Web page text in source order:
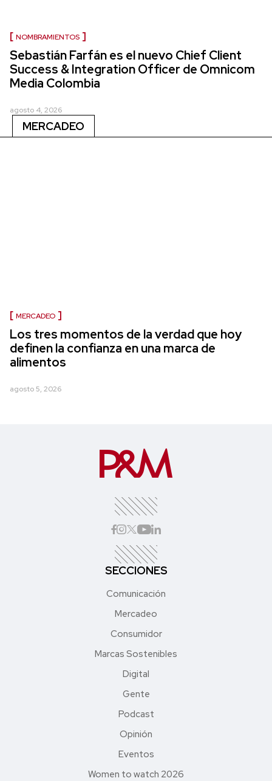
NOMBRAMIENTOS
Sebastián Farfán es el nuevo Chief Client
Success & Integration Officer de Omnicom
Media Colombia
agosto 4, 2026
MERCADEO
MERCADEO
Los tres momentos de la verdad que hoy
definen la confianza en una marca de
alimentos
agosto 5, 2026
SECCIONES
Comunicación
Mercadeo
Consumidor
Marcas Sostenibles
Digital
Gente
Podcast
Opinión
Eventos
Women to watch 2026